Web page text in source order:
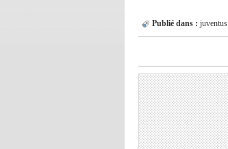
Publié dans : juventus